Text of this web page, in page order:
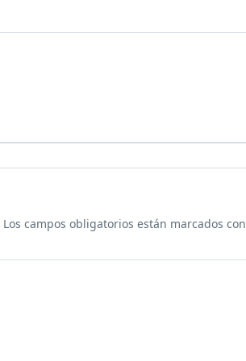
Los campos obligatorios están marcados con